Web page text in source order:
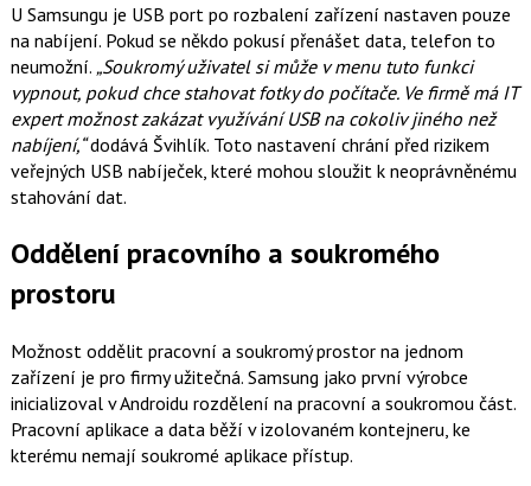
U Samsungu je USB port po rozbalení zařízení nastaven pouze
na nabíjení. Pokud se někdo pokusí přenášet data, telefon to
neumožní. „Soukromý uživatel si může v menu tuto funkci
vypnout, pokud chce stahovat fotky do počítače. Ve firmě má IT
expert možnost zakázat využívání USB na cokoliv jiného než
nabíjení,“dodává Švihlík. Toto nastavení chrání před rizikem
veřejných USB nabíječek, které mohou sloužit k neoprávněnému
stahování dat.
Oddělení pracovního a soukromého
prostoru
Možnost oddělit pracovní a soukromý prostor na jednom
zařízení je pro firmy užitečná. Samsung jako první výrobce
inicializoval v Androidu rozdělení na pracovní a soukromou část.
Pracovní aplikace a data běží v izolovaném kontejneru, ke
kterému nemají soukromé aplikace přístup.